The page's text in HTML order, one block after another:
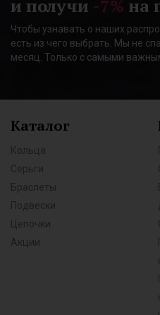
и получи -7% на
Чтобы узнавать о наших
есть из чего выбрать. Мы не
месяц. Только с самыми
Каталог
Кольца
Серьги
Браслеты
Подвески
Цепочки
Акции